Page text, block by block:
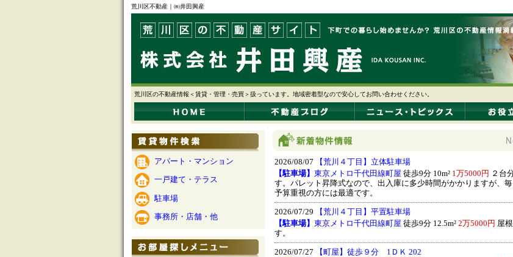
荒川区不動産｜㈱井田興産
荒川区の不動産情報＜賃貸・管理・売買＞扱っています。地域密着型なので安心してお問い合わせください。
アパート・マンション
一戸建て・テラス
駐車場
事務所・店舗・他
2026/08/07
【荒川４丁目】立体駐車場
【駐車場】 東京メトロ千代田線町屋 徒歩9分 10m²1万5000円 ２台
す。パレット昇降式なので、出入庫に多少時間がかかりますが、
予算重視の方には最適です。
2026/07/29
【荒川４丁目】平置駐車場
【駐車場】 東京メトロ千代田線町屋 徒歩9分 12.5m²2万5000円 屋
す。
2026/07/27
【町屋】徒歩９分 1ＤＫ 202